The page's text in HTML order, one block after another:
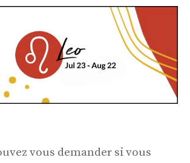
vous demander si vous